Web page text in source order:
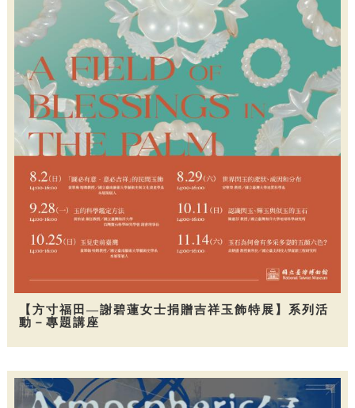
【方寸福田—謝碧蓮女士捐贈吉祥玉飾特展】系列活
動－專題講座